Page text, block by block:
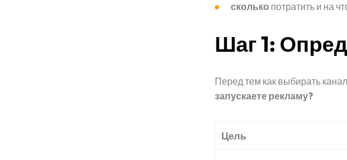
сколько потратить и на
Шаг 1:
Перед тем как выбирать
запускаете рекламу?
Цель